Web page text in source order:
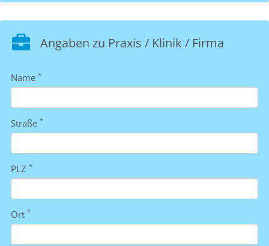
Angaben zu Praxis / Klinik / Firma
Name *
Straße *
PLZ *
Ort *